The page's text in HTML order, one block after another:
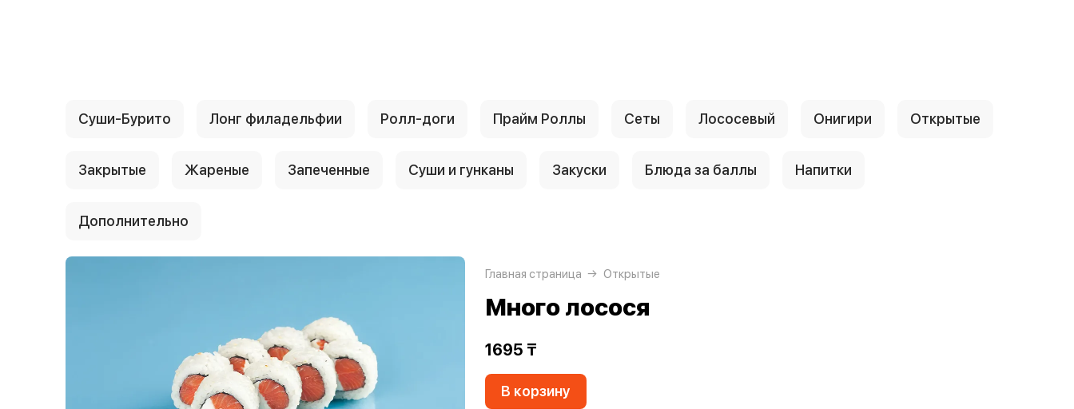
Суши-Бурито Лонг филадельфии Ролл-доги Прайм Роллы Сеты Лососевый Онигири Открытые
Закрытые Жареные Запеченные Суши и гунканы Закуски Блюда за баллы Напитки
Дополнительно
Главная страница Открытые
Много лосося
1695 ₸
В корзину